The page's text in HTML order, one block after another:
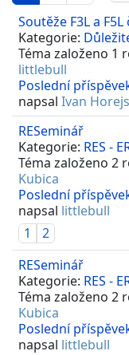
Soutěže F3L a
Kategorie:
Téma založeno 1
littlebull
Poslední
napsal Ivan
RESeminář
Kategorie: RES -
Téma založeno 2
Kubica
Poslední
napsal littlebull
1
2
RESeminář
Kategorie: RES -
Téma založeno 2
Kubica
Poslední
napsal littlebull